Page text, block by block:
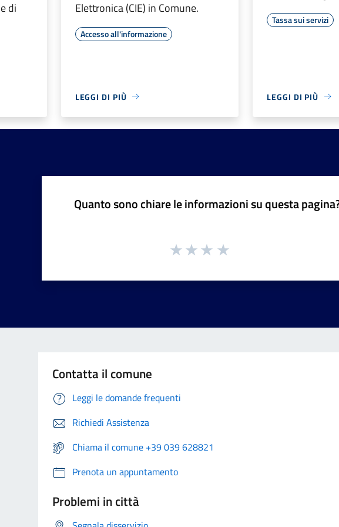
di
Elettronica (CIE) in Comune.
Accesso all'informazione
LEGGI DI PIÙ
Tassa sui servizi
LEGGI DI PIÙ
Quanto sono chiare le informazioni su questa
Contatta il comune
Leggi le domande frequenti
Richiedi Assistenza
Chiama il comune +39 039 628821
Prenota un appuntamento
Problemi in città